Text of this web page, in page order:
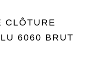
CLÔTURE
6060 BRUT